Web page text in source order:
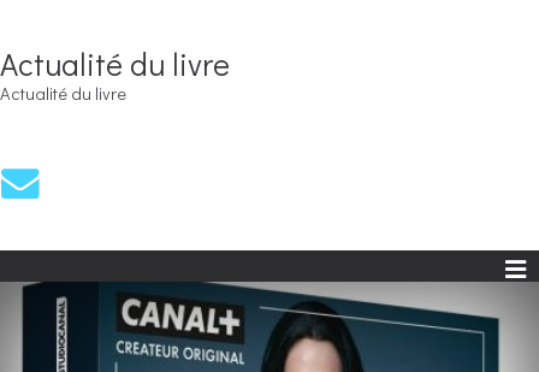
Actualité du livre
Actualité du livre